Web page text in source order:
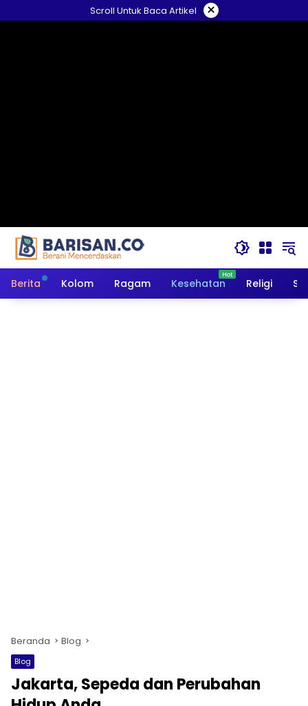
ke
Scroll Untuk Baca Artikel ×
Berita Kolom Ragam Kesehatan Religi
Beranda Blog
Blog
Jakarta, Sepeda dan Perubahan